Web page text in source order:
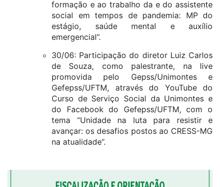
formação e ao trabalho da e do assistente
social em tempos de pandemia: MP do
estágio, saúde mental e auxílio
emergencial”.
30/06: Participação do diretor Luiz Carlos
de Souza, como palestrante, na live
promovida pelo Gepss/Unimontes e
Gefepss/UFTM, através do YouTube do
Curso de Serviço Social da Unimontes e
do Facebook do Gefepss/UFTM, com o
tema “Unidade na luta para resistir e
avançar: os desafios postos ao CRESS-MG
na atualidade”.